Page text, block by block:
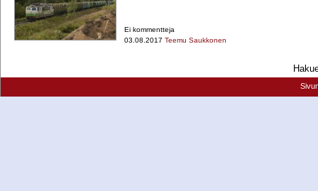
Ei kommentteja
03.08.2017 Teemu Saukkonen